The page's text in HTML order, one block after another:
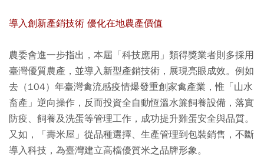
導入創新產銷技術 優化在地農產價值
農委會進一步指出，本屆「科技應用」類得獎業者則多採用
臺灣優質農產，並導入新型產銷技術，展現亮眼成效。例如
去（104）年臺灣禽流感疫情爆發重創家禽產業，惟「山水
畜產」逆向操作，反而投資全自動恆溫水簾飼養設備，落實
防疫、飼養及洗蛋等管理工作，成功提升雞蛋安全與品質。
又如，「壽米屋」從品種選擇、生產管理到包裝銷售，不斷
導入科技，為臺灣建立高檔優質米之品牌形象。